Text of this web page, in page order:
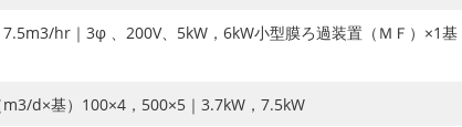
hr｜3φ 、200V、5kW，6kW小型膜ろ過装置（ＭＦ）×1基
d×基）100×4，500×5｜3.7kW，7.5kW